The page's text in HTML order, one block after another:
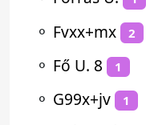
⚬ Fvxx+mx 2
⚬ Fő U. 8 1
⚬ G99x+jv 1